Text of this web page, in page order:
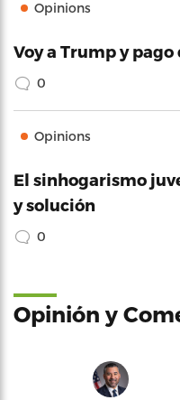
Opinions
Voy a Trump y pago
0
Opinions
El sinhogarismo
y solución
0
Opinión y